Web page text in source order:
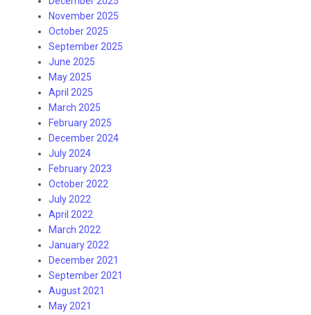
November 2025
October 2025
September 2025
June 2025
May 2025
April 2025
March 2025
February 2025
December 2024
July 2024
February 2023
October 2022
July 2022
April 2022
March 2022
January 2022
December 2021
September 2021
August 2021
May 2021